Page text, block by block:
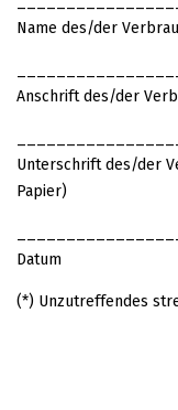
Name des/der
Anschrift des/der
Unterschrift des/der
Papier)
Datum
(*) Unzutreffendes